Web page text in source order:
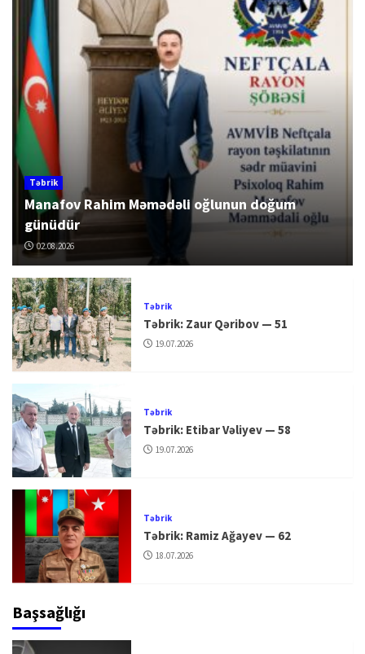
Təbrik
Manafov Rahim Məmədəli oğlunun doğum
günüdür
02.08.2026
Təbrik
Təbrik: Zaur Qəribov — 51
19.07.2026
Təbrik
Təbrik: Etibar Vəliyev — 58
19.07.2026
Təbrik
Təbrik: Ramiz Ağayev — 62
18.07.2026
Başsağlığı